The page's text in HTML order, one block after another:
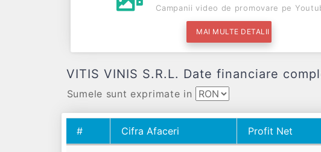
Campanii video de promovare pe
MAI MULTE DETALII
VITIS VINIS S.R.L. Date financiare
Sumele sunt exprimate in
# Cifra Afaceri Profit Net